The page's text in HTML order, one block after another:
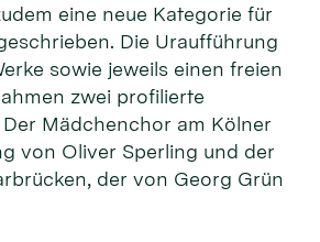
eine neue Kategorie für
Die Uraufführung
sowie jeweils einen freien
zwei profilierte
Mädchenchor am Kölner
von Oliver Sperling und der
der von Georg Grün